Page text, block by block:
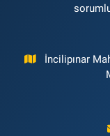
İncilipınar